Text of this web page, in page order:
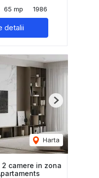
65 mp 1986
detalii
Harta
Next
2 camere in zona